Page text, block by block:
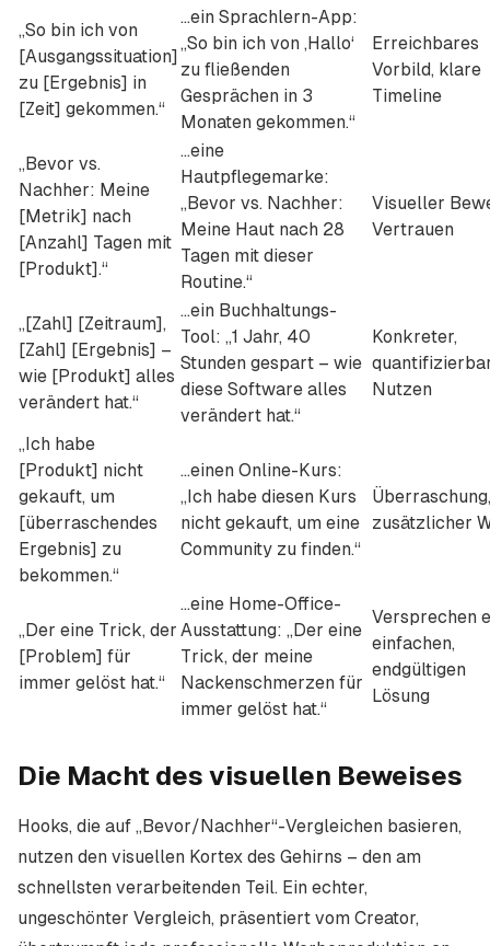
„So bin ich von
[Ausgangssituation]
zu [Ergebnis] in
[Zeit] gekommen.“
…ein Sprachlern-App:
„So bin ich von ,Hallo‘
zu fließenden
Gesprächen in 3
Monaten gekommen.“
Erreichbares
Vorbild, klare
Timeline
„Bevor vs.
Nachher: Meine
[Metrik] nach
[Anzahl] Tagen mit
[Produkt].“
…eine
Hautpflegemarke:
„Bevor vs. Nachher:
Meine Haut nach 28
Tagen mit dieser
Routine.“
Visueller
Vertrauen
„[Zahl] [Zeitraum],
[Zahl] [Ergebnis] –
wie [Produkt] alles
verändert hat.“
…ein Buchhaltungs-
Tool: „1 Jahr, 40
Stunden gespart – wie
diese Software alles
verändert hat.“
Konkreter,
Nutzen
„Ich habe
[Produkt] nicht
gekauft, um
[überraschendes
Ergebnis] zu
bekommen.“
…einen Online-Kurs:
„Ich habe diesen Kurs
nicht gekauft, um eine
Community zu finden.“
Überraschung,
zusätzlicher
„Der eine Trick, der
[Problem] für
immer gelöst hat.“
…eine Home-Office-
Ausstattung: „Der eine
Trick, der meine
Nackenschmerzen für
immer gelöst hat.“
Versprechen
einfachen,
endgültigen
Lösung
Die Macht des visuellen Beweises
Hooks, die auf „Bevor/Nachher“-Vergleichen basieren,
nutzen den visuellen Kortex des Gehirns – den am
schnellsten verarbeitenden Teil. Ein echter,
ungeschönter Vergleich, präsentiert vom Creator,